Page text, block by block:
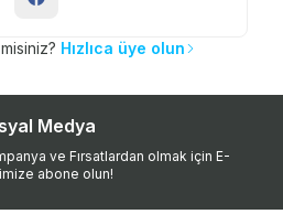
Hızlıca üye olun
Medya
ve Fırsatlardan olmak için E-
abone olun!